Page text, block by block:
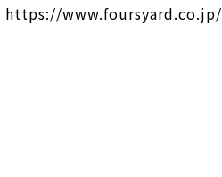
https://www.foursyard.co.jp/